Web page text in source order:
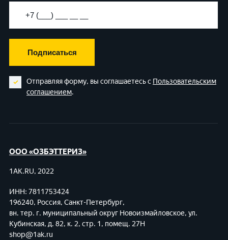
Подписаться
Отправляя форму, вы соглашаетесь с Пользовательским
соглашением.
ООО «ОЗБЭТТЕРИЗ»
1AK.RU, 2022
ИНН: 7811753424
196240, Россия, Санкт-Петербург,
вн. тер. г. муниципальный округ Новоизмайловское, ул.
Кубинская, д. 82, к. 2, стр. 1, помещ. 27Н
shop@1ak.ru